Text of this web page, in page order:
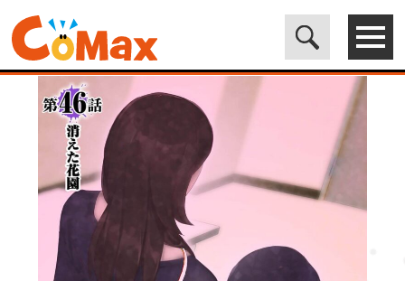
電子書籍マンガ CoMax(コマックス)公式サイト - 株式会社ICE>
ORIGINAL> 性癖クラブ46［話売］